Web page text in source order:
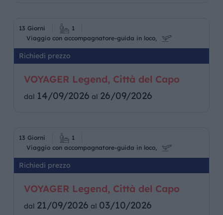
13 Giorni
1
Viaggio con accompagnatore-guida in loco,
Richiedi prezzo
VOYAGER Legend, Città del Capo
dal 14/09/2026 al 26/09/2026
13 Giorni
1
Viaggio con accompagnatore-guida in loco,
Richiedi prezzo
VOYAGER Legend, Città del Capo
dal 21/09/2026 al 03/10/2026